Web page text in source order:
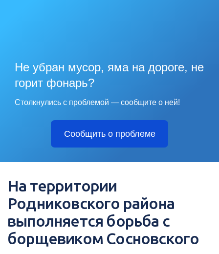
Не убран мусор, яма на дороге, не
горит фонарь?
Столкнулись с проблемой — сообщите о ней!
Сообщить о проблеме
На территории
Родниковского района
выполняется борьба с
борщевиком Сосновского